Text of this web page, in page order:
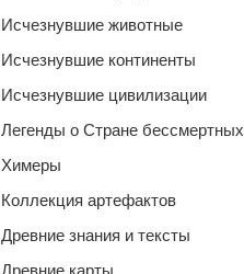
Исчезнувшие животные
Исчезнувшие континенты
Исчезнувшие цивилизации
Легенды о Стране бессмертных
Химеры
Коллекция артефактов
Древние знания и тексты
Древние карты